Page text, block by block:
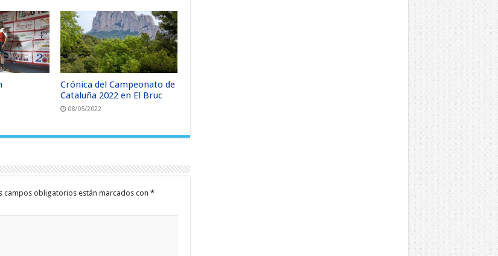
Crónica del Campeonato de
Cataluña 2022 en El Bruc
08/05/2022
campos obligatorios están marcados con *